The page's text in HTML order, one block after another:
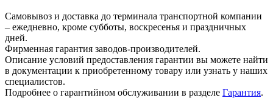
Самовывоз и доставка до терминала транспортной компании
– ежедневно, кроме субботы, воскресенья и праздничных
дней.
Фирменная гарантия заводов-производителей.
Описание условий предоставления гарантии вы можете найти
в документации к приобретенному товару или узнать у наших
специалистов.
Подробнее о гарантийном обслуживании в разделе Гарантия.